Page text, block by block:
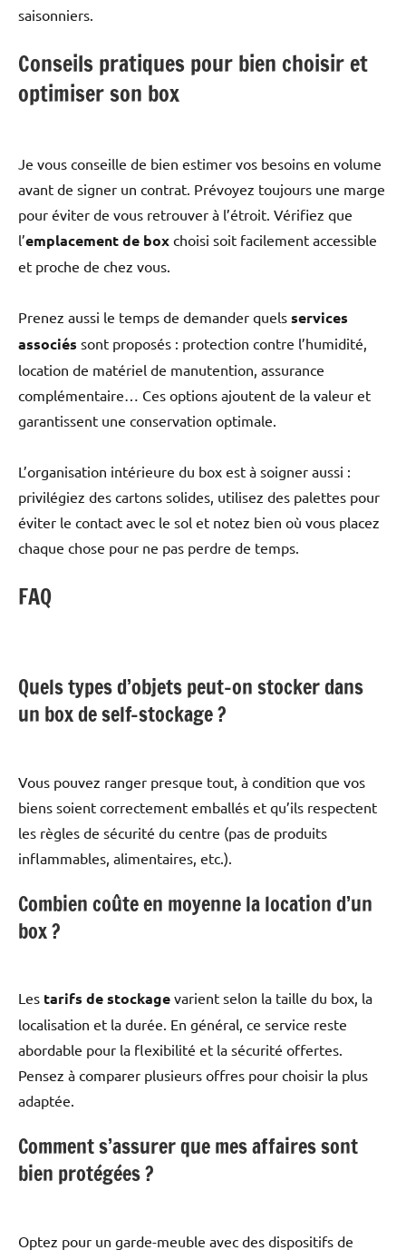
saisonniers.
Conseils pratiques pour bien choisir et
optimiser son box
Je vous conseille de bien estimer vos besoins en volume
avant de signer un contrat. Prévoyez toujours une marge
pour éviter de vous retrouver à l’étroit. Vérifiez que
l’emplacement de box choisi soit facilement accessible
et proche de chez vous.
Prenez aussi le temps de demander quels services
associés sont proposés : protection contre l’humidité,
location de matériel de manutention, assurance
complémentaire… Ces options ajoutent de la valeur et
garantissent une conservation optimale.
L’organisation intérieure du box est à soigner aussi :
privilégiez des cartons solides, utilisez des palettes pour
éviter le contact avec le sol et notez bien où vous placez
chaque chose pour ne pas perdre de temps.
FAQ
Quels types d’objets peut-on stocker dans
un box de self-stockage ?
Vous pouvez ranger presque tout, à condition que vos
biens soient correctement emballés et qu’ils respectent
les règles de sécurité du centre (pas de produits
inflammables, alimentaires, etc.).
Combien coûte en moyenne la location d’un
box ?
Les tarifs de stockage varient selon la taille du box, la
localisation et la durée. En général, ce service reste
abordable pour la flexibilité et la sécurité offertes.
Pensez à comparer plusieurs offres pour choisir la plus
adaptée.
Comment s’assurer que mes affaires sont
bien protégées ?
Optez pour un garde-meuble avec des dispositifs de